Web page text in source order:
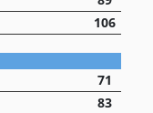
106
71
83